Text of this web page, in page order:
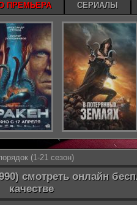
(1-21 сезон)
смотреть онлайн
качестве
ПРЕМЬЕРА СЕРИАЛЫ